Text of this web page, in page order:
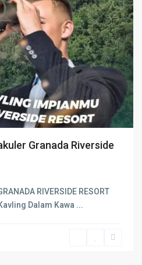
Granada Riverside
RIVERSIDE RESORT
Dalam Kawa ...